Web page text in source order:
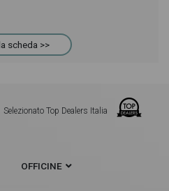
scheda >>
Selezionato Top Dealers Italia
OFFICINE